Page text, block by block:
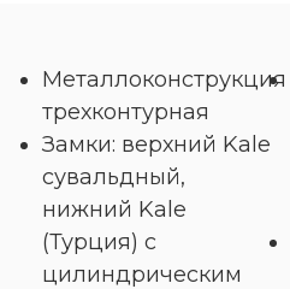
Металлоконструкция
трехконтурная
Замки: верхний Kale
сувальдный,
нижний Kale
(Турция) с
цилиндрическим